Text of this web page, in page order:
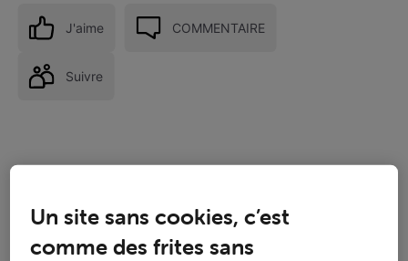
J'aime COMMENTAIRE
Suivre
Un site sans cookies, c’est
comme des frites sans